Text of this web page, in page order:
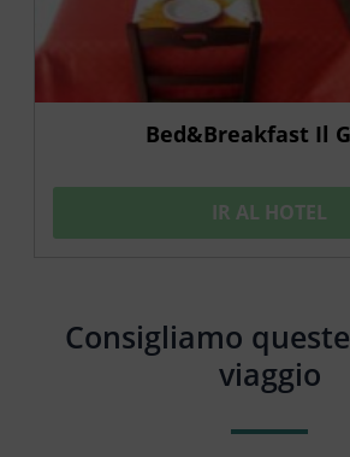
Bed&Breakfast Il
IR AL HOTEL
Consigliamo
viaggio